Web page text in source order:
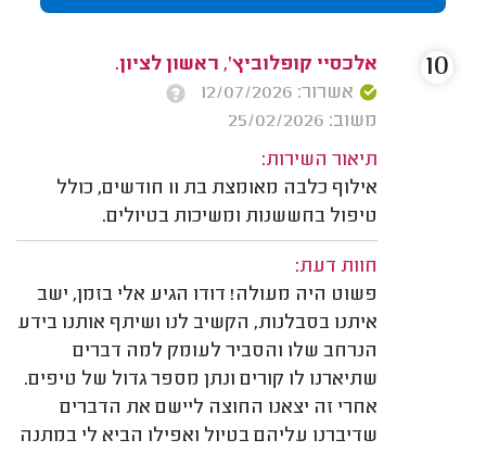
אלכסיי קופלוביץ', ראשון לציון.
אשרור: 12/07/2026
משוב: 25/02/2026
תיאור השירות:
אילוף כלבה מאומצת בת 11 חודשים, כולל
טיפול בחששנות ומשיכות בטיולים.
חוות דעת:
פשוט היה מעולה! דודו הגיע אלי בזמן, ישב
איתנו בסבלנות, הקשיב לנו ושיתף אותנו בידע
הנרחב שלו והסביר לעומק למה דברים
שתיארנו לו קורים ונתן מספר גדול של טיפים.
אחרי זה יצאנו החוצה ליישם את הדברים
שדיברנו עליהם בטיול ואפילו הביא לי במתנה
10